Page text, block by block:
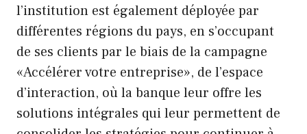
l’institution est également déployée par
différentes régions du pays, en s’occupant
de ses clients par le biais de la campagne
«Accélérer votre entreprise», de l’espace
d’interaction, où la banque leur offre les
solutions intégrales qui leur permettent de